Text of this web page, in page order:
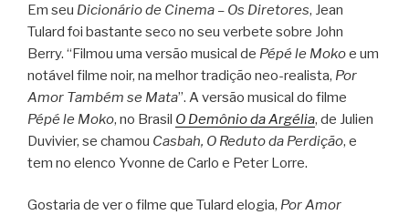
Em seu Dicionário de Cinema – Os Diretores, Jean
Tulard foi bastante seco no seu verbete sobre John
Berry. “Filmou uma versão musical de Pépé le Mokoe um
notável filme noir, na melhor tradição neo-realista, Por
Amor Também se Mata”. A versão musical do filme
Pépé le Moko, no Brasil O Demônio da Argélia, de Julien
Duvivier, se chamou Casbah, O Reduto da Perdição, e
tem no elenco Yvonne de Carlo e Peter Lorre.
Gostaria de ver o filme que Tulard elogia, Por Amor